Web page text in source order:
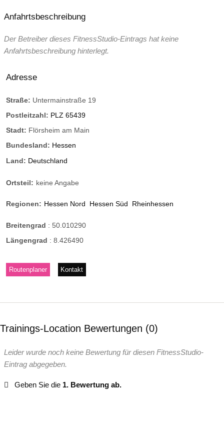
Anfahrtsbeschreibung
Der Betreiber dieses FitnessStudio-Eintrags hat keine
Anfahrtsbeschreibung hinterlegt.
Adresse
Straße: Untermainstraße 19
Postleitzahl: PLZ 65439
Stadt: Flörsheim am Main
Bundesland: Hessen
Land: Deutschland
Ortsteil: keine Angabe
Regionen: Hessen Nord Hessen Süd Rheinhessen
Breitengrad : 50.010290
Längengrad : 8.426490
Routenplaner Kontakt
Trainings-Location Bewertungen 0
Leider wurde noch keine Bewertung für diesen FitnessStudio-
Eintrag abgegeben.
Geben Sie die 1. Bewertung ab.